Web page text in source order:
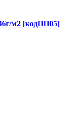
м2 [кодПП05]